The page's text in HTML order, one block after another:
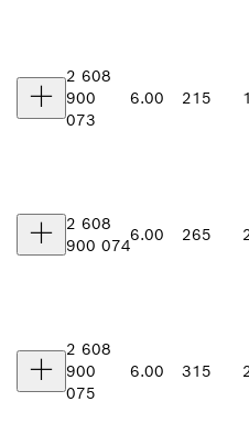
2 608
900
073
6.00 215
2 608
900 074
6.00 265
2 608
900
075
6.00 315